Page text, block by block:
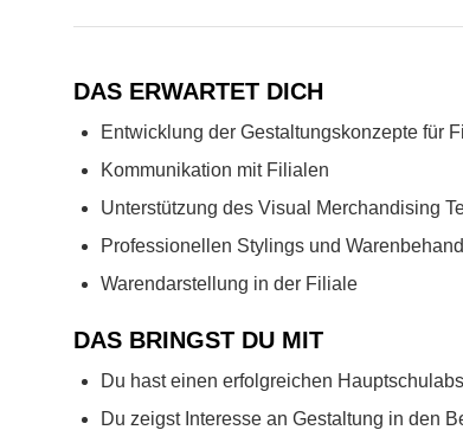
DAS ERWARTET DICH
Entwicklung der Gestaltungskonzepte für
Kommunikation mit Filialen
Unterstützung des Visual Merchandising
Professionellen Stylings und
Warendarstellung in der Filiale
DAS BRINGST DU MIT
Du hast einen erfolgreichen
Du zeigst Interesse an Gestaltung in den